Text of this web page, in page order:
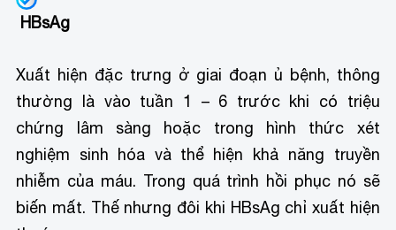
HBsAg
Xuất hiện đặc trưng ở giai đoạn ủ bệnh, thông
thường là vào tuần 1 – 6 trước khi có triệu
chứng lâm sàng hoặc trong hình thức xét
nghiệm sinh hóa và thể hiện khả năng truyền
nhiễm của máu. Trong quá trình hồi phục nó sẽ
biến mất. Thế nhưng đôi khi HBsAg chỉ xuất hiện